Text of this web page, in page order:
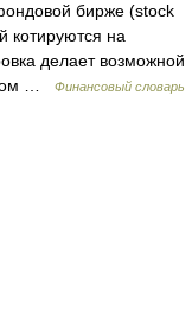
бирже (stock
котируются на
делает возможной
…
Финансовый словарь